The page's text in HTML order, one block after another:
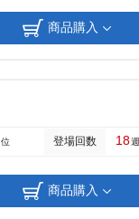
商品購入
位 登場回数 18週
商品購入